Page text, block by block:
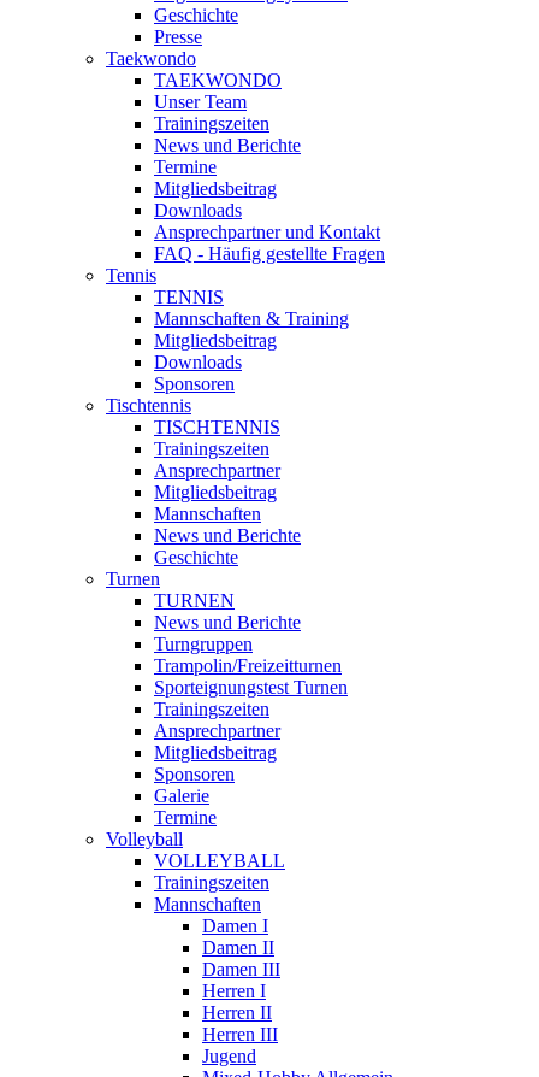
Geschichte
Presse
Taekwondo
TAEKWONDO
Unser Team
Trainingszeiten
News und Berichte
Termine
Mitgliedsbeitrag
Downloads
Ansprechpartner und Kontakt
FAQ - Häufig gestellte Fragen
Tennis
TENNIS
Mannschaften & Training
Mitgliedsbeitrag
Downloads
Sponsoren
Tischtennis
TISCHTENNIS
Trainingszeiten
Ansprechpartner
Mitgliedsbeitrag
Mannschaften
News und Berichte
Geschichte
Turnen
TURNEN
News und Berichte
Turngruppen
Trampolin/Freizeitturnen
Sporteignungstest Turnen
Trainingszeiten
Ansprechpartner
Mitgliedsbeitrag
Sponsoren
Galerie
Termine
Volleyball
VOLLEYBALL
Trainingszeiten
Mannschaften
Damen I
Damen II
Damen III
Herren I
Herren II
Herren III
Jugend